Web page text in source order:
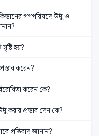
গণপরিষদে উর্দু ও
হয়?
করেন?
করেন কে?
করার প্রস্তাব দেন কে?
প্রতিবাদ জানান?